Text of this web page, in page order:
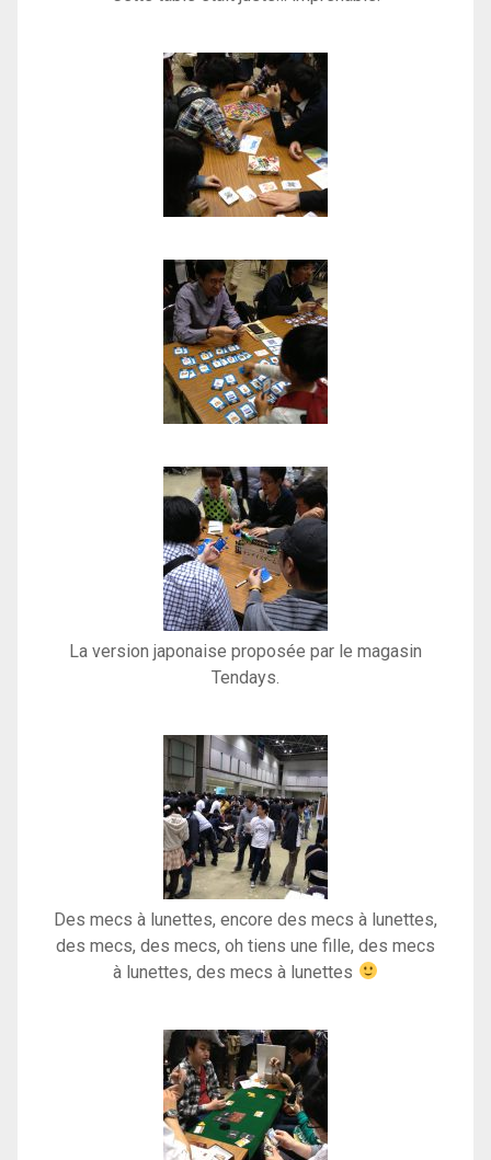
La version japonaise proposée par le magasin
Tendays.
Des mecs à lunettes, encore des mecs à lunettes,
des mecs, des mecs, oh tiens une fille, des mecs
à lunettes, des mecs à lunettes